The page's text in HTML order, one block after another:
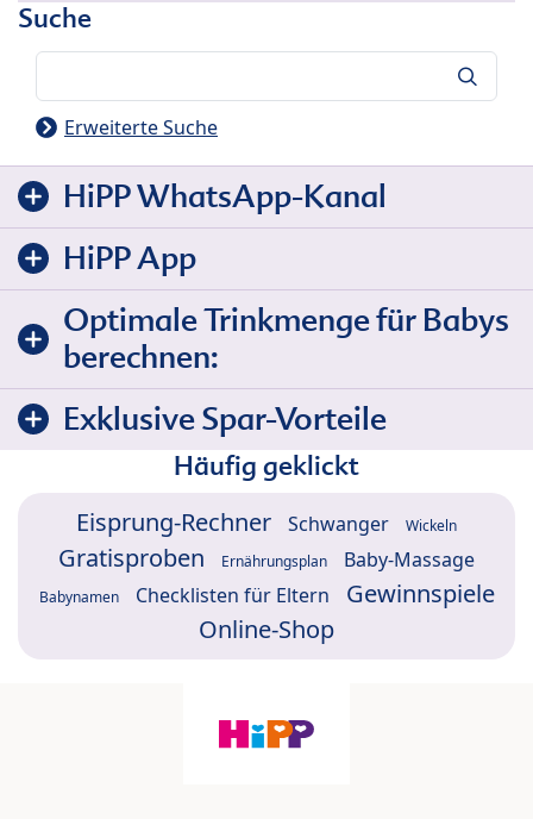
Suche
Erweiterte Suche
HiPP WhatsApp-Kanal
HiPP App
Optimale Trinkmenge für Babys
berechnen:
Exklusive Spar-Vorteile
Häufig geklickt
Eisprung-Rechner Schwanger Wickeln
Gratisproben Ernährungsplan Baby-Massage
Babynamen Checklisten für Eltern
Gewinnspiele
Online-Shop